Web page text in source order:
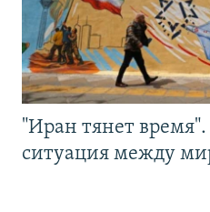
"Иран тянет время".
ситуация между